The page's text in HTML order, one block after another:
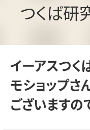
つくば研
イーアスつく
モショップさ
ございますの